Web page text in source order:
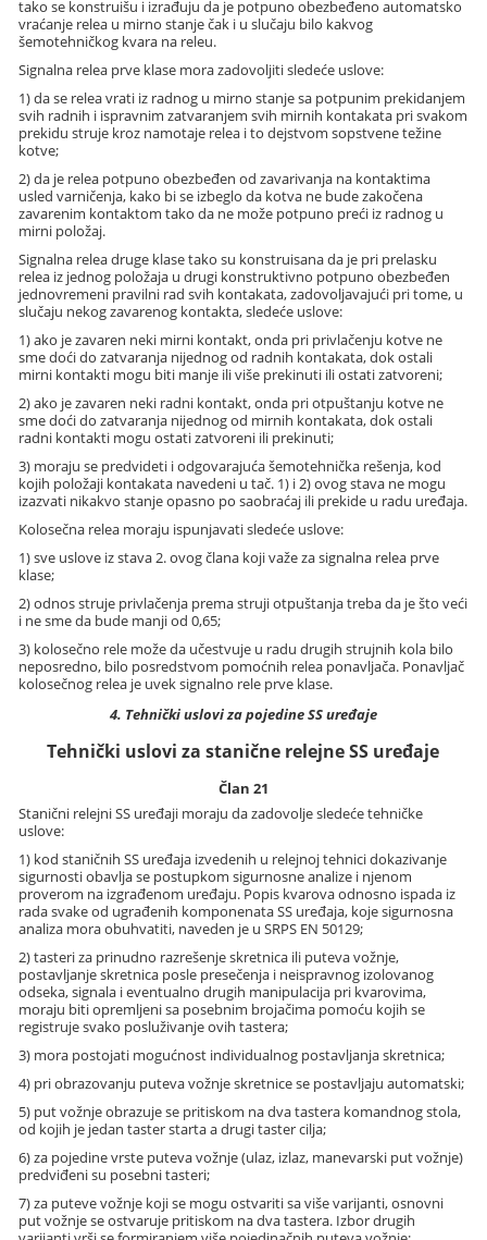
tako se konstruišu i izrađuju da je potpuno obezbeđeno automatsko
vraćanje relea u mirno stanje čak i u slučaju bilo kakvog
šemotehničkog kvara na releu.
Signalna relea prve klase mora zadovoljiti sledeće uslove:
1) da se relea vrati iz radnog u mirno stanje sa potpunim prekidanjem
svih radnih i ispravnim zatvaranjem svih mirnih kontakata pri svakom
prekidu struje kroz namotaje relea i to dejstvom sopstvene težine
kotve;
2) da je relea potpuno obezbeđen od zavarivanja na kontaktima
usled varničenja, kako bi se izbeglo da kotva ne bude zakočena
zavarenim kontaktom tako da ne može potpuno preći iz radnog u
mirni položaj.
Signalna relea druge klase tako su konstruisana da je pri prelasku
relea iz jednog položaja u drugi konstruktivno potpuno obezbeđen
jednovremeni pravilni rad svih kontakata, zadovoljavajući pri tome, u
slučaju nekog zavarenog kontakta, sledeće uslove:
1) ako je zavaren neki mirni kontakt, onda pri privlačenju kotve ne
sme doći do zatvaranja nijednog od radnih kontakata, dok ostali
mirni kontakti mogu biti manje ili više prekinuti ili ostati zatvoreni;
2) ako je zavaren neki radni kontakt, onda pri otpuštanju kotve ne
sme doći do zatvaranja nijednog od mirnih kontakata, dok ostali
radni kontakti mogu ostati zatvoreni ili prekinuti;
3) moraju se predvideti i odgovarajuća šemotehnička rešenja, kod
kojih položaji kontakata navedeni u tač. 1) i 2) ovog stava ne mogu
izazvati nikakvo stanje opasno po saobraćaj ili prekide u radu uređaja.
Kolosečna relea moraju ispunjavati sledeće uslove:
1) sve uslove iz stava 2. ovog člana koji važe za signalna relea prve
klase;
2) odnos struje privlačenja prema struji otpuštanja treba da je što veći
i ne sme da bude manji od 0,65;
3) kolosečno rele može da učestvuje u radu drugih strujnih kola bilo
neposredno, bilo posredstvom pomoćnih relea ponavljača. Ponavljač
kolosečnog relea je uvek signalno rele prve klase.
4. Tehnički uslovi za pojedine SS uređaje
Tehnički uslovi za stanične relejne SS uređaje
Član 21
Stanični relejni SS uređaji moraju da zadovolje sledeće tehničke
uslove:
1) kod staničnih SS uređaja izvedenih u relejnoj tehnici dokazivanje
sigurnosti obavlja se postupkom sigurnosne analize i njenom
proverom na izgrađenom uređaju. Popis kvarova odnosno ispada iz
rada svake od ugrađenih komponenata SS uređaja, koje sigurnosna
analiza mora obuhvatiti, naveden je u SRPS EN 50129;
2) tasteri za prinudno razrešenje skretnica ili puteva vožnje,
postavljanje skretnica posle presečenja i neispravnog izolovanog
odseka, signala i eventualno drugih manipulacija pri kvarovima,
moraju biti opremljeni sa posebnim brojačima pomoću kojih se
registruje svako posluživanje ovih tastera;
3) mora postojati mogućnost individualnog postavljanja skretnica;
4) pri obrazovanju puteva vožnje skretnice se postavljaju automatski;
5) put vožnje obrazuje se pritiskom na dva tastera komandnog stola,
od kojih je jedan taster starta a drugi taster cilja;
6) za pojedine vrste puteva vožnje (ulaz, izlaz, manevarski put vožnje)
predviđeni su posebni tasteri;
7) za puteve vožnje koji se mogu ostvariti sa više varijanti, osnovni
put vožnje se ostvaruje pritiskom na dva tastera. Izbor drugih